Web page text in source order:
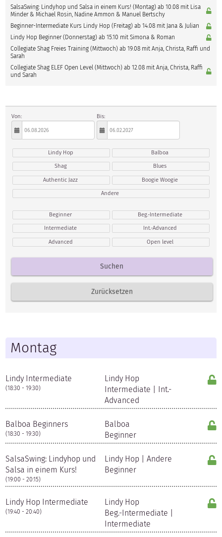
SalsaSwing: Lindyhop und Salsa in einem Kurs! (Montag) ab 10.08 mit Lisa
Minder & Michael Rosin, Nadine Ammon & Manuel Bertschy
Beginner-Intermediate Kurs Lindy Hop (Freitag) ab 14.08 mit Jana & Julian
Lindy Hop Beginner (Donnerstag) ab 15.10 mit Simona & Roman
Collegiate Shag Freies Training (Mittwoch) ab 19.08 mit Anja, Christa, Raffi und
Sarah
Collegiate Shag ELEF Open Level (Mittwoch) ab 12.08 mit Anja, Christa, Raffi
und Sarah
Von: Bis:
Lindy Hop Balboa
Shag Blues
Authentic Jazz Boogie Woogie
Andere
Beginner Beg.-Intermediate
Intermediate Int.-Advanced
Advanced Open level
Montag
Lindy Intermediate
(18:30 - 19:30)
Lindy Hop
Intermediate | Int.-
Advanced
Balboa Beginners
(18:30 - 19:30)
Balboa
Beginner
SalsaSwing: Lindyhop und
Salsa in einem Kurs!
(19:00 - 20:15)
Lindy Hop | Andere
Beginner
Lindy Hop Intermediate
(19:40 - 20:40)
Lindy Hop
Beg.-Intermediate |
Intermediate